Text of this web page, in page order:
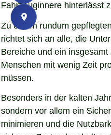
Fahrzeuginnere hinterlässt
Zu einem rundum
richtet sich an alle, die
Bereiche und ein
Menschen mit wenig Zeit
müssen.
Besonders in der kalten
sondern vor allem ein
minimieren und die